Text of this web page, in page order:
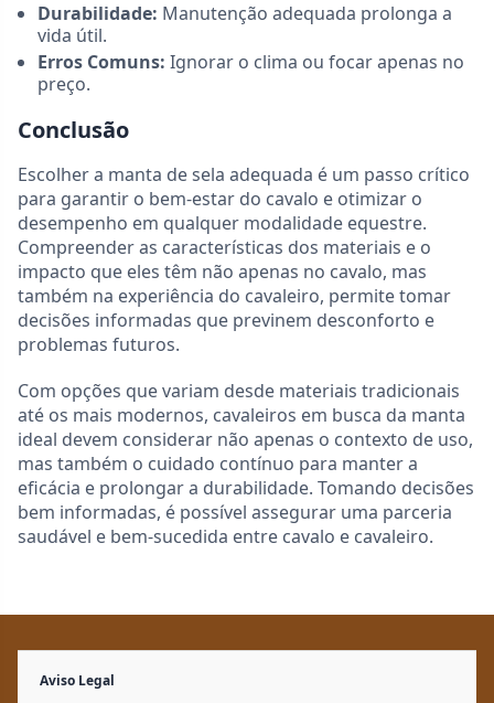
Durabilidade: Manutenção adequada prolonga a
vida útil.
Erros Comuns: Ignorar o clima ou focar apenas no
preço.
Conclusão
Escolher a manta de sela adequada é um passo crítico
para garantir o bem-estar do cavalo e otimizar o
desempenho em qualquer modalidade equestre.
Compreender as características dos materiais e o
impacto que eles têm não apenas no cavalo, mas
também na experiência do cavaleiro, permite tomar
decisões informadas que previnem desconforto e
problemas futuros.
Com opções que variam desde materiais tradicionais
até os mais modernos, cavaleiros em busca da manta
ideal devem considerar não apenas o contexto de uso,
mas também o cuidado contínuo para manter a
eficácia e prolongar a durabilidade. Tomando decisões
bem informadas, é possível assegurar uma parceria
saudável e bem-sucedida entre cavalo e cavaleiro.
Aviso Legal